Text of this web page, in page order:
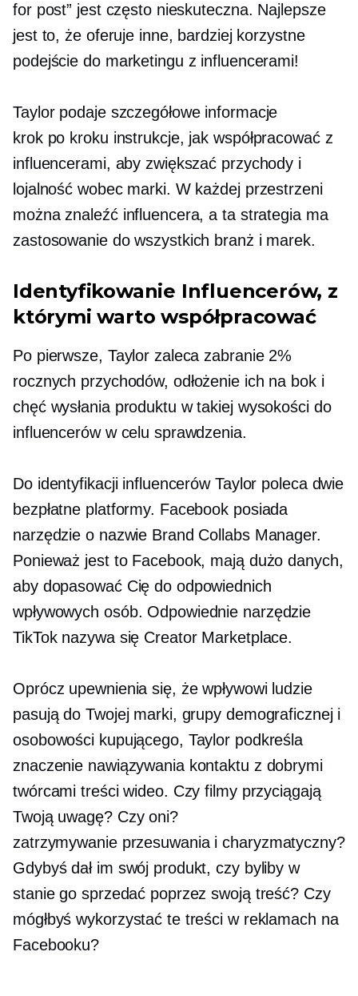
for post” jest często nieskuteczna. Najlepsze
jest to, że oferuje inne, bardziej korzystne
podejście do marketingu z influencerami!
Taylor podaje szczegółowe informacje
krok po kroku instrukcje, jak współpracować z
influencerami, aby zwiększać przychody i
lojalność wobec marki. W każdej przestrzeni
można znaleźć influencera, a ta strategia ma
zastosowanie do wszystkich branż i marek.
Identyfikowanie Influencerów, z
którymi warto współpracować
Po pierwsze, Taylor zaleca zabranie 2%
rocznych przychodów, odłożenie ich na bok i
chęć wysłania produktu w takiej wysokości do
influencerów w celu sprawdzenia.
Do identyfikacji influencerów Taylor poleca dwie
bezpłatne platformy. Facebook posiada
narzędzie o nazwie Brand Collabs Manager.
Ponieważ jest to Facebook, mają dużo danych,
aby dopasować Cię do odpowiednich
wpływowych osób. Odpowiednie narzędzie
TikTok nazywa się Creator Marketplace.
Oprócz upewnienia się, że wpływowi ludzie
pasują do Twojej marki, grupy demograficznej i
osobowości kupującego, Taylor podkreśla
znaczenie nawiązywania kontaktu z dobrymi
twórcami treści wideo. Czy filmy przyciągają
Twoją uwagę? Czy oni?
zatrzymywanie przesuwaniai charyzmatyczny?
Gdybyś dał im swój produkt, czy byliby w
stanie go sprzedać poprzez swoją treść? Czy
mógłbyś wykorzystać te treści w reklamach na
Facebooku?